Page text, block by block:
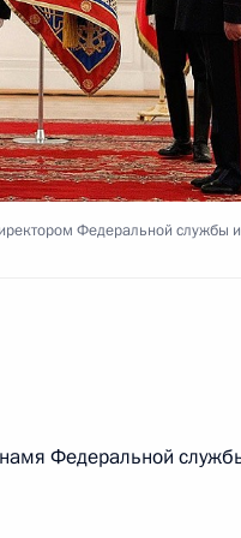
Польши Брониславом
и торговли
Федеральной службы
Федеральной